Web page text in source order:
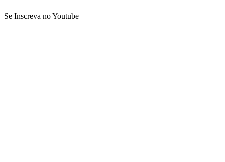
Se Inscreva no Youtube